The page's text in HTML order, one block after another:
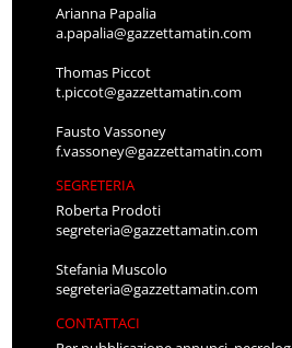
Arianna Papalia
a.papalia@gazzettamatin.com
Thomas Piccot
t.piccot@gazzettamatin.com
Fausto Vassoney
f.vassoney@gazzettamatin.com
SEGRETERIA
Roberta Prodoti
segreteria@gazzettamatin.com
Stefania Muscolo
segreteria@gazzettamatin.com
CONTATTACI